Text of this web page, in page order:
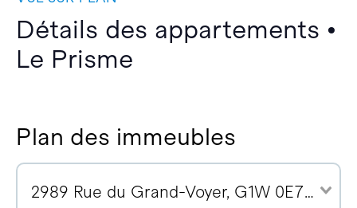
Détails des appartements •
Le Prisme
Plan des immeubles
2989 Rue du Grand-Voyer, G1W 0E7 (2)